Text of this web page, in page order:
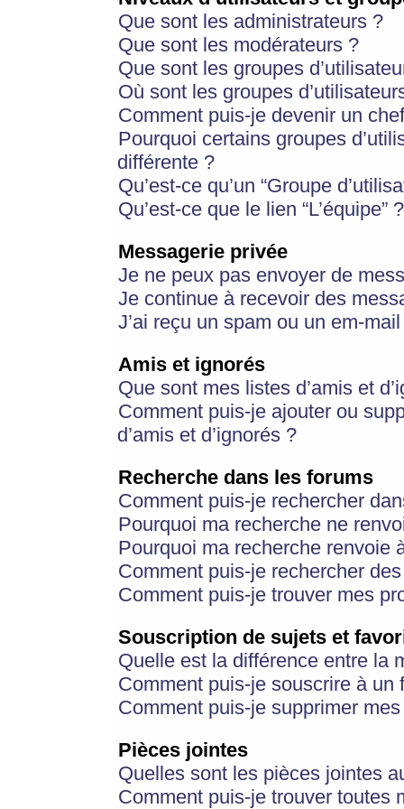
Que sont les administrateurs ?
Que sont les modérateurs ?
Que sont les groupes
Où sont les groupes
Comment puis-je devenir un
Pourquoi certains groupes
différente ?
Qu’est-ce qu’un “Groupe
Qu’est-ce que le lien “L’équipe” ?
Messagerie privée
Je ne peux pas envoyer de
Je continue à recevoir des
J’ai reçu un spam ou un em-
Amis et ignorés
Que sont mes listes d’amis et
Comment puis-je ajouter ou
d’amis et d’ignorés ?
Recherche dans les forums
Comment puis-je rechercher
Pourquoi ma recherche ne
Pourquoi ma recherche renvoie
Comment puis-je rechercher
Comment puis-je trouver mes
Souscription de sujets et
Quelle est la différence entre la
Comment puis-je souscrire à
Comment puis-je supprimer
Pièces jointes
Quelles sont les pièces jointes
Comment puis-je trouver toutes